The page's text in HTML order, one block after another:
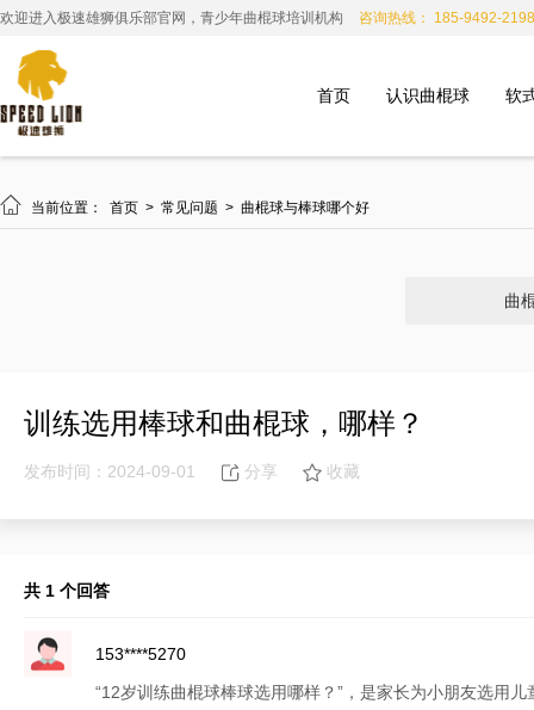
欢迎进入极速雄狮俱乐部官网，青少年曲棍球培训机构 咨询热线： 185-9492-2198
首页 认识曲棍球 软
 当前位置： 首页 > 常见问题 > 曲棍球与棒球哪个好
曲
训练选用棒球和曲棍球，哪样？
发布时间：2024-09-01 分享 收藏
共 1 个回答
153****5270
“12岁训练曲棍球棒球选用哪样？”，是家长为小朋友选用